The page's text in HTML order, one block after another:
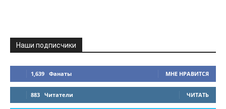
Наши подписчики
1,639 Фанаты МНЕ НРАВИТСЯ
883 Читатели ЧИТАТЬ